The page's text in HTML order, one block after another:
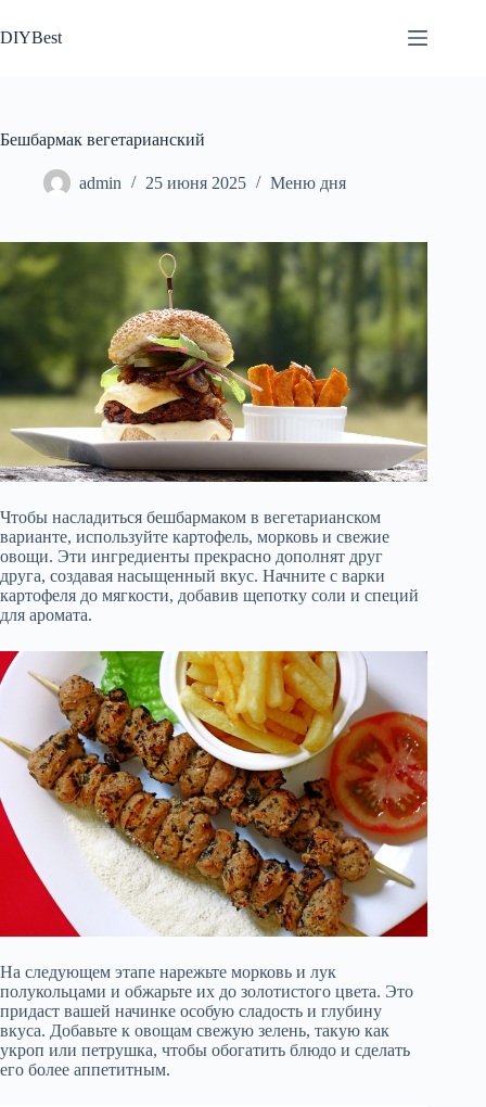
к
сути
DIYBest
Бешбармак вегетарианский
admin 25 июня 2025 Меню дня
Чтобы насладиться бешбармаком в вегетарианском
варианте, используйте картофель, морковь и свежие
овощи. Эти ингредиенты прекрасно дополнят друг
друга, создавая насыщенный вкус. Начните с варки
картофеля до мягкости, добавив щепотку соли и специй
для аромата.
На следующем этапе нарежьте морковь и лук
полукольцами и обжарьте их до золотистого цвета. Это
придаст вашей начинке особую сладость и глубину
вкуса. Добавьте к овощам свежую зелень, такую как
укроп или петрушка, чтобы обогатить блюдо и сделать
его более аппетитным.